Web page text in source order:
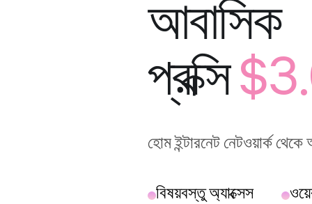
আবাসিক
প্রক্সি
হোম ইন্টারনেট নেটওয়ার্ক
বিষয়বস্তু অ্যাক্সেস